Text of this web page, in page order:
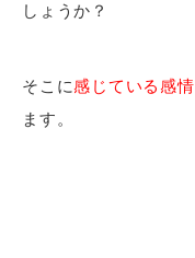
しょうか？
そこに感じている感情
ます。